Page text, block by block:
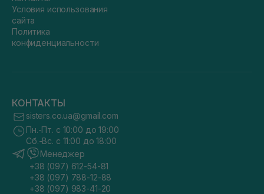
Условия использования
сайта
Политика
конфиденциальности
КОНТАКТЫ
sisters.co.ua@gmail.com
Пн.-Пт. с 10:00 до 19:00
Сб.-Вс. с 11:00 до 18:00
Менеджер
+38 (097) 612-54-81
+38 (097) 788-12-88
+38 (097) 983-41-20